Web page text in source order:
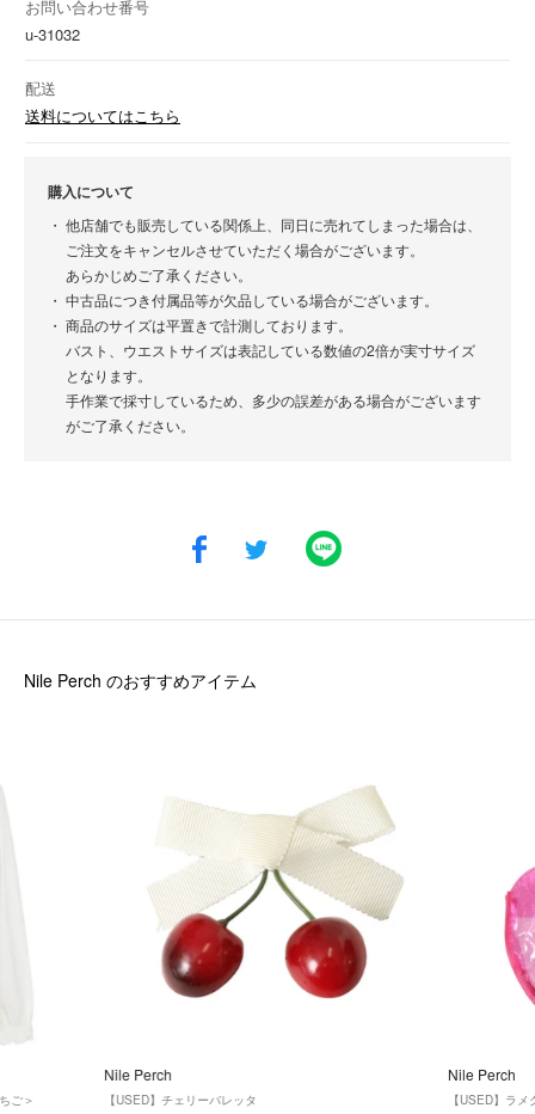
お問い合わせ番号
u-31032
配送
送料についてはこちら
購入について
他店舗でも販売している関係上、同日に売れてしまった場合は、
ご注文をキャンセルさせていただく場合がございます。
あらかじめご了承ください。
中古品につき付属品等が欠品している場合がございます。
商品のサイズは平置きで計測しております。
バスト、ウエストサイズは表記している数値の2倍が実寸サイズ
となります。
手作業で採寸しているため、多少の誤差がある場合がございます
がご了承ください。
Nile Perch のおすすめアイテム
ご＞
Nile Perch
【USED】チェリーバレッタ
Nile Perch
【USED】ラ